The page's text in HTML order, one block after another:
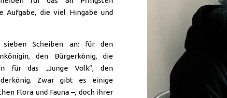
Aufgabe, die viel Hingabe und
Scheiben an: für den
den Bürgerkönig, die
für das „Junge Volk“, den
Zwar gibt es einige
Flora und Fauna –, doch ihrer